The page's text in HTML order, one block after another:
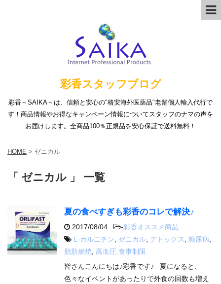
彩香スタッフブログ
彩香～SAIKA～は、信頼と安心の"格安海外医薬品"老舗個人輸入代行で
す！商品情報やお得なキャンペーン情報についてスタッフのナマの声を
お届けします。全商品100％正規品を安心保証で送料無料！
HOME > ゼニカル
「 ゼニカル 」 一覧
夏の食べすぎも彩香のコレで解決♪
2017/08/04 -彩香オススメ商品
L-カルニチン
ゼニカル デトックス 糖尿病
脂肪燃焼
高血圧.食事制限
皆さんこんにちは♪彩香です♪ 夏になると、
色々なイベントがあったりで外食の回数も増え